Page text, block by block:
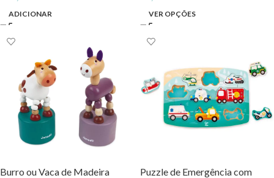
ADICIONAR VER OPÇÕES
Burro ou Vaca de Madeira
Puzzle de Emergência com